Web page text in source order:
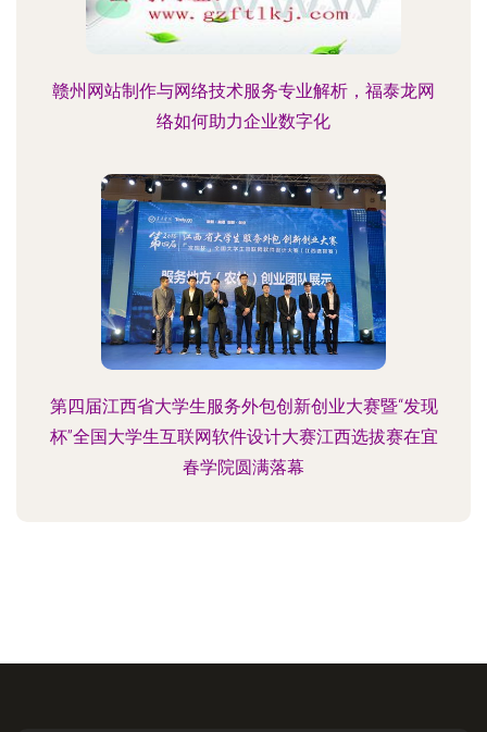
赣州网站制作与网络技术服务专业解析，福泰龙网
络如何助力企业数字化
第四届江西省大学生服务外包创新创业大赛暨“发现
杯”全国大学生互联网软件设计大赛江西选拔赛在宜
春学院圆满落幕